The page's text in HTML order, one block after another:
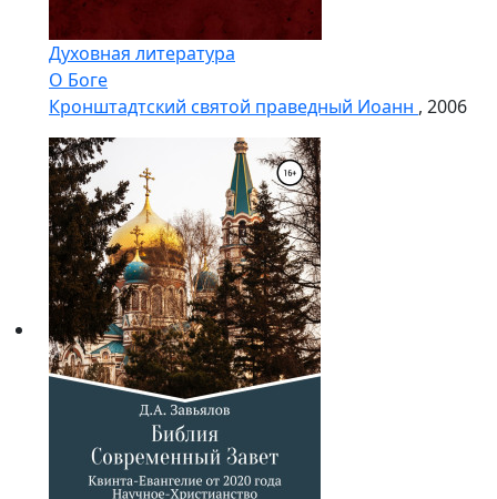
Духовная литература
О Боге
Кронштадтский cвятой праведный Иоанн , 2006